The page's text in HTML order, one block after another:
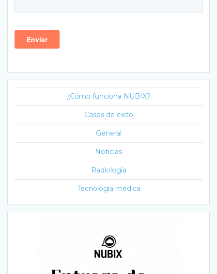
¿Cómo funciona NUBIX?
Casos de éxito
General
Noticias
Radiología
Tecnología médica